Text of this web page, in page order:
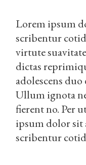
Lorem ipsum
scribentur
virtute
dictas
adolescens
Ullum ignota
fierent no. Per
ipsum dolor sit
scribentur